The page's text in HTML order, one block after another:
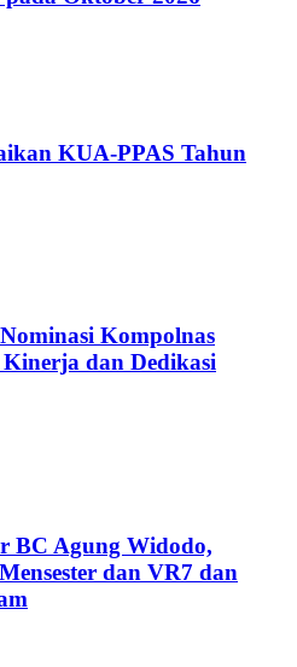
KUA-PPAS Tahun
Kompolnas
Kinerja dan Dedikasi
BC Agung Widodo,
dan VR7 dan